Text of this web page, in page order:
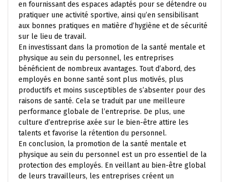
en fournissant des espaces adaptés pour se détendre ou
pratiquer une activité sportive, ainsi qu’en sensibilisant
aux bonnes pratiques en matière d’hygiène et de sécurité
sur le lieu de travail.
En investissant dans la promotion de la santé mentale et
physique au sein du personnel, les entreprises
bénéficient de nombreux avantages. Tout d’abord, des
employés en bonne santé sont plus motivés, plus
productifs et moins susceptibles de s’absenter pour des
raisons de santé. Cela se traduit par une meilleure
performance globale de l’entreprise. De plus, une
culture d’entreprise axée sur le bien-être attire les
talents et favorise la rétention du personnel.
En conclusion, la promotion de la santé mentale et
physique au sein du personnel est un pro essentiel de la
protection des employés. En veillant au bien-être global
de leurs travailleurs, les entreprises créent un